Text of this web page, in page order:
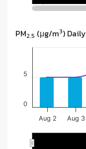
PM2.5 (μg/m3) Daily